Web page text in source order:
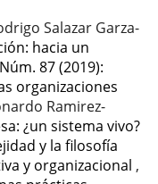
Salazar Garza-
hacia un
87 (2019):
organizaciones
Ramirez-
¿un sistema vivo?
y la filosofía
y organizacional ,